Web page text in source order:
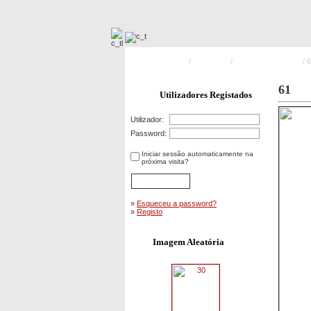
/ / /
Utilizadores Registados
Utilizador:
Password:
Iniciar sessão automaticamente na
próxima visita?
» Esqueceu a password?
» Registo
Imagem Aleatória
61